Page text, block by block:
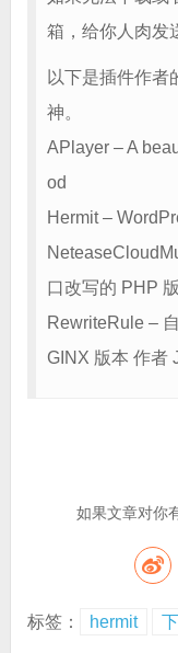
箱，给你人肉发
以下是插件作者
神。
APlayer – A
od
Hermit –
口改写的 PHP
RewriteRule –
GINX 版本 作者
如果文章对你
标签： hermit